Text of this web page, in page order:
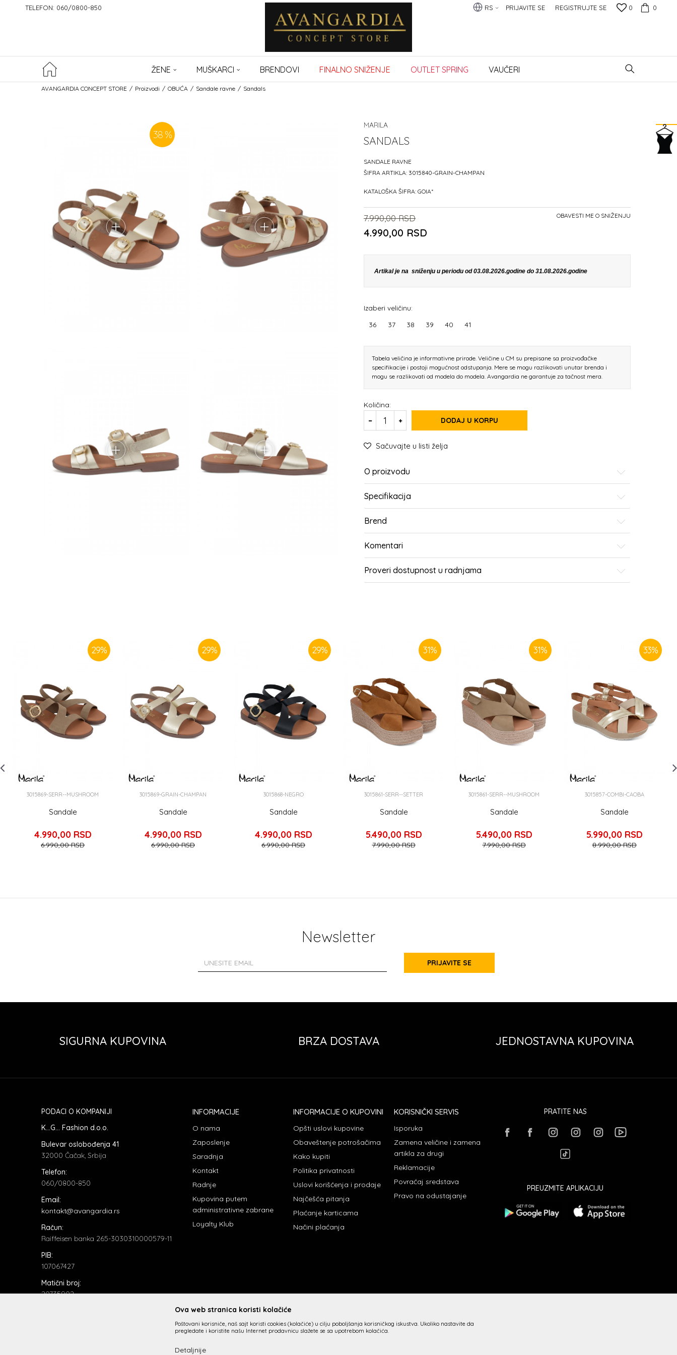
TELEFON: 060/0800-850 0
0
PRIJAVITE SE REGISTRUJTE SE
RS
ŽENE MUŠKARCI BRENDOVI FINALNO SNIŽENJE OUTLET SPRING VAUČERI
AVANGARDIA CONCEPT STORE Proizvodi OBUĆA Sandale ravne Sandals
38 %
MARILA
SANDALS
SANDALE RAVNE
ŠIFRA ARTIKLA: 3015840-GRAIN-CHAMPAN
KATALOŠKA ŠIFRA: GOIA*
7.990,00 RSD
4.990,00 RSD
OBAVESTI ME O SNIŽENJU
Artikal je na sniženju u periodu od 03.08.2026.godine do 31.08.2026.godine
Izaberi veličinu:
36 37 38 39 40 41
Tabela veličina je informativne prirode. Veličine u CM su prepisane sa proizvođačke
specifikacije i postoji mogućnost odstupanja. Mere se mogu razlikovati unutar brenda i
mogu se razlikovati od modela do modela. Avangardia ne garantuje za tačnost mera.
Količina:
DODAJ U KORPU
Sačuvajte u listi želja
O proizvodu
Specifikacija
Brend
Komentari
Proveri dostupnost u radnjama
29%
3015869-SERR--MUSHROOM
Sandale
4.990,00 RSD
6.990,00RSD
29%
3015869-GRAIN-CHAMPAN
Sandale
4.990,00 RSD
6.990,00RSD
29%
3015868-NEGRO
Sandale
4.990,00 RSD
6.990,00RSD
31%
3015861-SERR--SETTER
Sandale
5.490,00 RSD
7.990,00RSD
31%
3015861-SERR--MUSHROOM
Sandale
5.490,00 RSD
7.990,00RSD
33%
3015857-COMBI-CAOBA
Sandale
5.990,00 RSD
8.990,00RSD
Newsletter
PRIJAVITE SE
SIGURNA KUPOVINA BRZA DOSTAVA JEDNOSTAVNA KUPOVINA
PODACI O KOMPANIJI
K...G... Fashion d.o.o.
Bulevar oslobođenja 41
32000 Čačak, Srbija
Telefon:
060/0800-850
Email:
kontakt@avangardia.rs
Račun:
Raiffeisen banka 265-3030310000579-11
PIB:
107067427
Matični broj:
20735902
INFORMACIJE
O nama
Zaposlenje
Saradnja
Kontakt
Radnje
Kupovina putem
administrativne zabrane
Loyalty Klub
INFORMACIJE O KUPOVINI
Opšti uslovi kupovine
Obaveštenje potrošačima
Kako kupiti
Politika privatnosti
Uslovi korišćenja i prodaje
Najčešća pitanja
Plaćanje karticama
Načini plaćanja
KORISNIČKI SERVIS
Isporuka
Zamena veličine i zamena
artikla za drugi
Reklamacije
Povraćaj sredstava
Pravo na odustajanje
PRATITE NAS
PREUZMITE APLIKACIJU
Ova web stranica koristi kolačiće
Poštovani korisniče, naš sajt koristi cookies (kolačiće) u cilju poboljšanja korisničkog iskustva. Ukoliko nastavite da
pregledate i koristite našu Internet prodavnicu slažete se sa upotrebom kolačića.
Detaljnije